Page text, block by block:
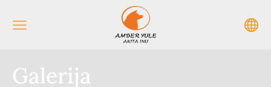
Galerija